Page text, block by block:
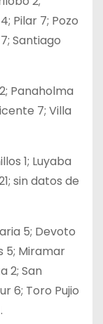
Pilar 7; Pozo
Santiago
Panaholma
7; Villa
1; Luyaba
sin datos de
5; Devoto
5; Miramar
2; San
6; Toro Pujio